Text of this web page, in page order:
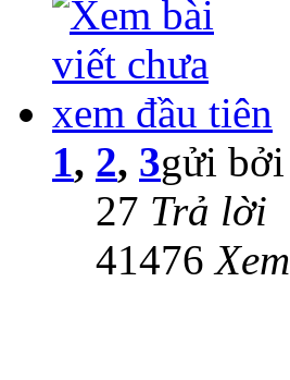
1, 2, 3gửi bởi
27 Trả lời
41476Xem